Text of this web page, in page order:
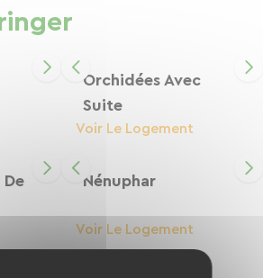
klosteret og Coutances-
Orchidées Avec
Suite
Voir Le Logement
De
Nénuphar
Voir Le Logement